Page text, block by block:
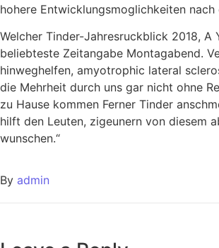
hohere Entwicklungsmoglichkeiten
Welcher Tinder-Jahresruckblick 2018,
beliebteste Zeitangabe Montagabend.
hinweghelfen, amyotrophic lateral
die Mehrheit durch uns gar nicht ohne
zu Hause kommen Ferner Tinder
hilft den Leuten, zigeunern von diesem
wunschen.“
By admin